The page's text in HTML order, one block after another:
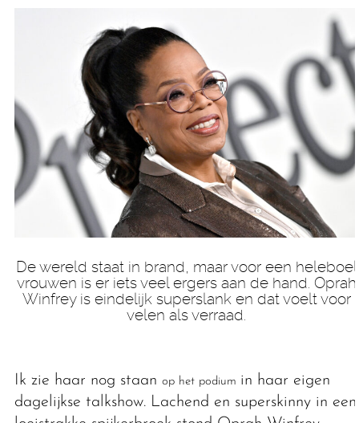
De wereld staat in brand, maar voor een heleboel
vrouwen is er iets veel ergers aan de hand. Oprah
Winfrey is eindelijk superslank en dat voelt voor
velen als verraad.
Ik zie haar nog staan op het podium in haar eigen
dagelijkse talkshow. Lachend en superskinny in een